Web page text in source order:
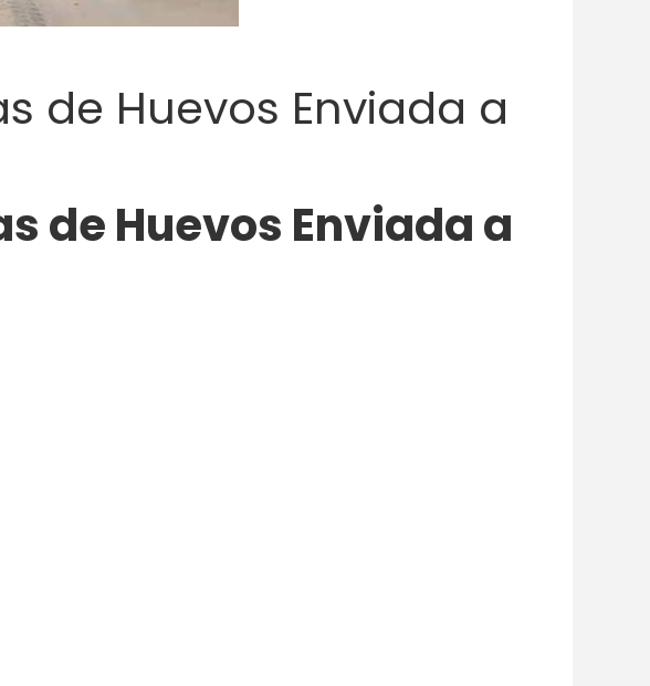
de Huevos Enviada a
de Huevos Enviada a